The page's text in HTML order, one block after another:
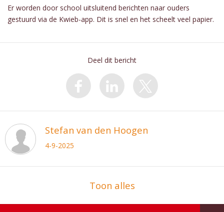
Er worden door school uitsluitend berichten naar ouders
gestuurd via de Kwieb-app. Dit is snel en het scheelt veel papier.
Deel dit bericht
Stefan van den Hoogen
4-9-2025
Toon alles